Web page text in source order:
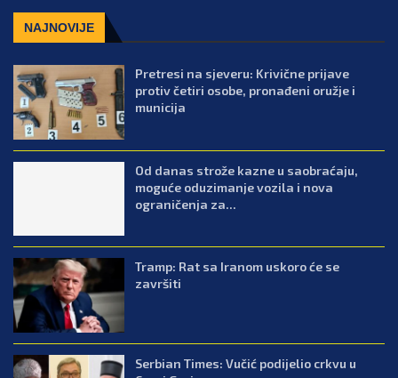
NAJNOVIJE
Pretresi na sjeveru: Krivične prijave
protiv četiri osobe, pronađeni oružje i
municija
Od danas strože kazne u saobraćaju,
moguće oduzimanje vozila i nova
ograničenja za...
Tramp: Rat sa Iranom uskoro će se
završiti
Serbian Times: Vučić podijelio crkvu u